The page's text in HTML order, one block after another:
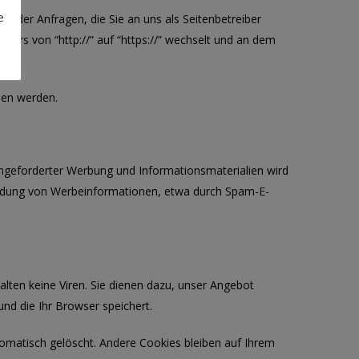
oder Anfragen, die Sie an uns als Seitenbetreiber
von “http://” auf “https://” wechselt und an dem
werden.
Werbung und Informationsmaterialien wird
von Werbeinformationen, etwa durch Spam-E-
keine Viren. Sie dienen dazu, unser Angebot
die Ihr Browser speichert.
gelöscht. Andere Cookies bleiben auf Ihrem